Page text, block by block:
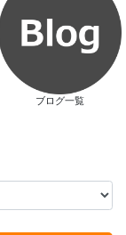
ブログ一覧